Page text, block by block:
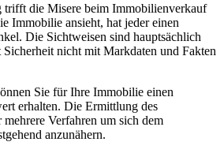
die Misere beim Immobilienverkauf
Immobilie ansieht, hat jeder einen
Die Sichtweisen sind hauptsächlich
Sicherheit nicht mit Markdaten und Fakten
Sie für Ihre Immobilie einen
erhalten. Die Ermittlung des
Verfahren um sich dem
anzunähern.